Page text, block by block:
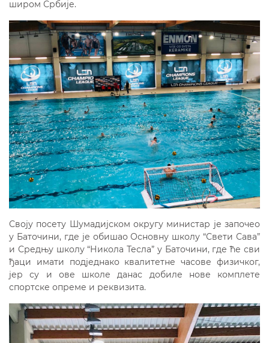
широм Србије.
Своју посету Шумадијском округу министар је започео
у Баточини, где је обишао Основну школу “Свети Сава”
и Средњу школу “Никола Тесла” у Баточини, где ће сви
ђаци имати подједнако квалитетне часове физичког,
јер су и ове школе данас добиле нове комплете
спортске опреме и реквизита.